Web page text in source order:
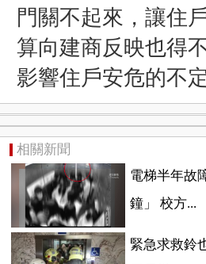
門關不起來，讓住
算向建商反映也得
影響住戶安危的不
相關新聞
電梯半年故
鐘」 校方...
緊急求救鈴